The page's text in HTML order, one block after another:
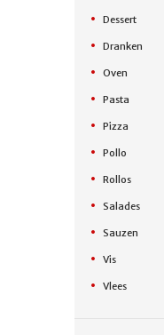
Dessert
Dranken
Oven
Pasta
Pizza
Pollo
Rollos
Salades
Sauzen
Vis
Vlees